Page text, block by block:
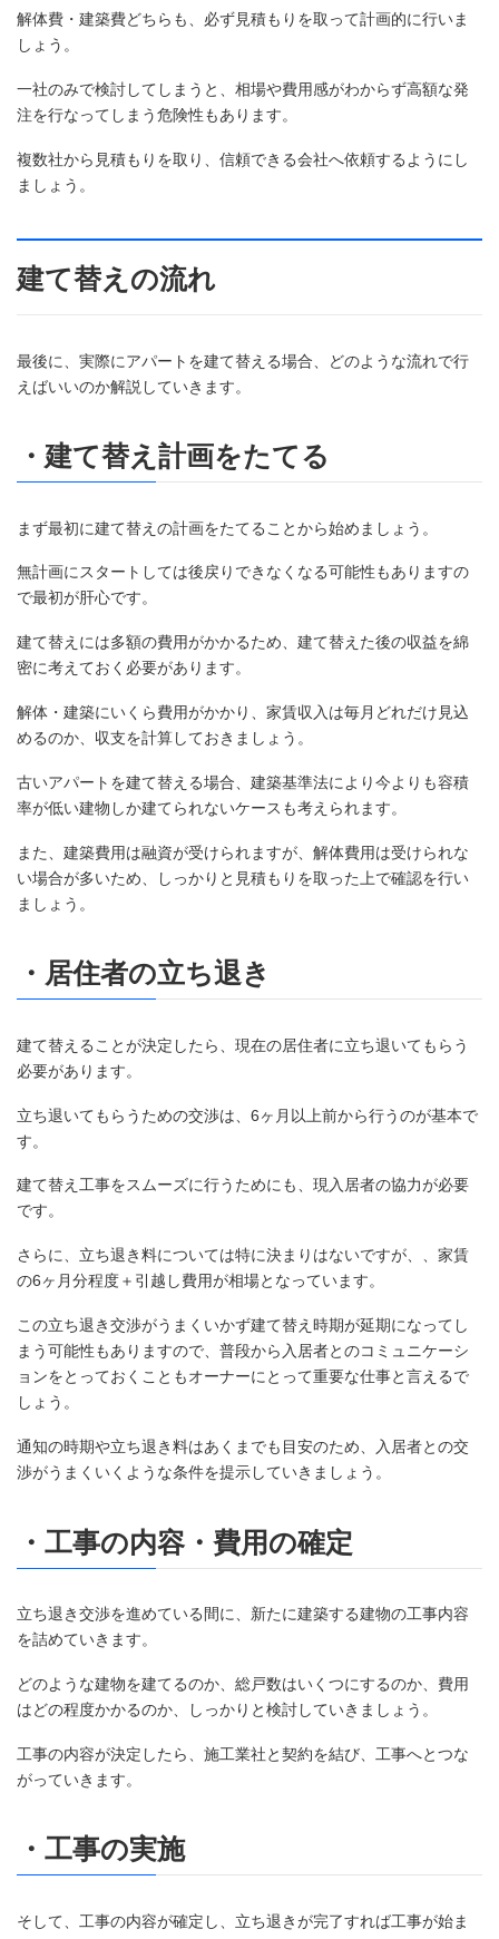
解体費・建築費どちらも、必ず見積もりを取って計画的に行いま
しょう。
一社のみで検討してしまうと、相場や費用感がわからず高額な発
注を行なってしまう危険性もあります。
複数社から見積もりを取り、信頼できる会社へ依頼するようにし
ましょう。
建て替えの流れ
最後に、実際にアパートを建て替える場合、どのような流れで行
えばいいのか解説していきます。
・建て替え計画をたてる
まず最初に建て替えの計画をたてることから始めましょう。
無計画にスタートしては後戻りできなくなる可能性もありますの
で最初が肝心です。
建て替えには多額の費用がかかるため、建て替えた後の収益を綿
密に考えておく必要があります。
解体・建築にいくら費用がかかり、家賃収入は毎月どれだけ見込
めるのか、収支を計算しておきましょう。
古いアパートを建て替える場合、建築基準法により今よりも容積
率が低い建物しか建てられないケースも考えられます。
また、建築費用は融資が受けられますが、解体費用は受けられな
い場合が多いため、しっかりと見積もりを取った上で確認を行い
ましょう。
・居住者の立ち退き
建て替えることが決定したら、現在の居住者に立ち退いてもらう
必要があります。
立ち退いてもらうための交渉は、6ヶ月以上前から行うのが基本で
す。
建て替え工事をスムーズに行うためにも、現入居者の協力が必要
です。
さらに、立ち退き料については特に決まりはないですが、、家賃
の6ヶ月分程度＋引越し費用が相場となっています。
この立ち退き交渉がうまくいかず建て替え時期が延期になってし
まう可能性もありますので、普段から入居者とのコミュニケーシ
ョンをとっておくこともオーナーにとって重要な仕事と言えるで
しょう。
通知の時期や立ち退き料はあくまでも目安のため、入居者との交
渉がうまくいくような条件を提示していきましょう。
・工事の内容・費用の確定
立ち退き交渉を進めている間に、新たに建築する建物の工事内容
を詰めていきます。
どのような建物を建てるのか、総戸数はいくつにするのか、費用
はどの程度かかるのか、しっかりと検討していきましょう。
工事の内容が決定したら、施工業社と契約を結び、工事へとつな
がっていきます。
・工事の実施
そして、工事の内容が確定し、立ち退きが完了すれば工事が始ま